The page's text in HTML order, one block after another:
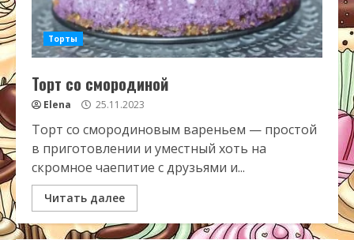
Торты
Торт со смородиной
Elena 25.11.2023
Торт со смородиновым вареньем — простой
в приготовлении и уместный хоть на
скромное чаепитие с друзьями и...
Читать далее